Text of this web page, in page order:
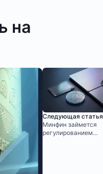
на
Следующая статья
Минфин займется
регулированием